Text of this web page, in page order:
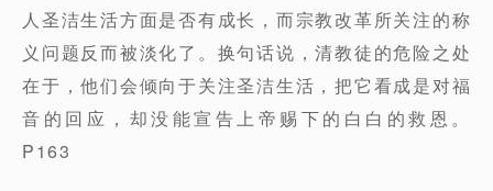
人圣洁生活方面是否有成长，而宗教改革所关注的称
义问题反而被淡化了。换句话说，清教徒的危险之处
在于，他们会倾向于关注圣洁生活，把它看成是对福
音的回应，却没能宣告上帝赐下的白白的救恩。
P163